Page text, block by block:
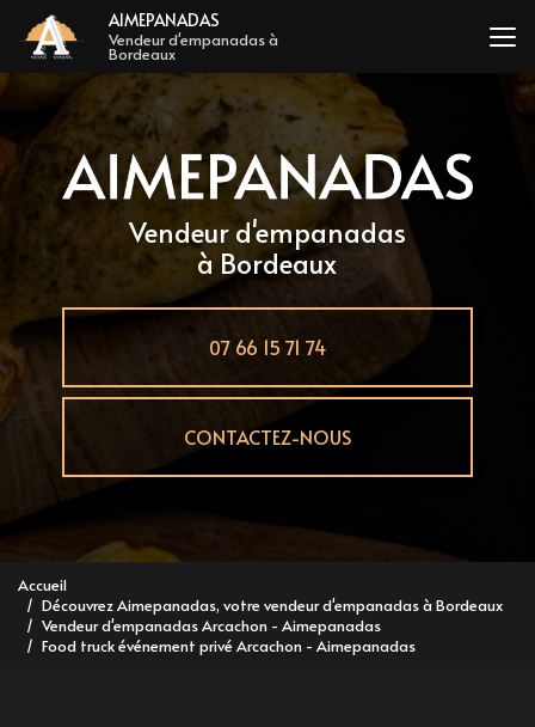
au
contenu
principal
AIMEPANADAS
Vendeur d'empanadas à
Bordeaux
Vendeur d'empanadas
à Bordeaux
07 66 15 71 74
CONTACTEZ-NOUS
Accueil
Découvrez Aimepanadas, votre vendeur d'empanadas à Bordeaux
Vendeur d'empanadas Arcachon - Aimepanadas
Food truck événement privé Arcachon - Aimepanadas